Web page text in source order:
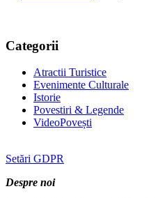
Categorii
Atractii Turistice
Evenimente Culturale
Istorie
Povestiri & Legende
VideoPovești
Setări GDPR
Despre noi